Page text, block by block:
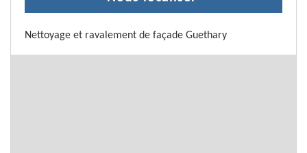
Nettoyage et ravalement de façade Guethary